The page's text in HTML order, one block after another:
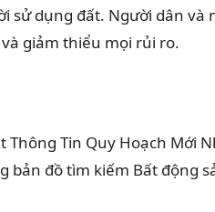
sử dụng đất. Người dân
giảm thiểu mọi rủi ro.
Thông Tin Quy Hoạch Mới
bản đồ tìm kiếm Bất động